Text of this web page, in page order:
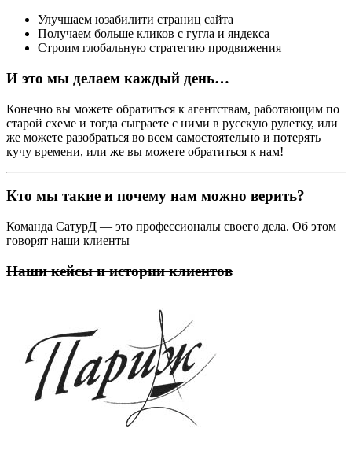
Улучшаем юзабилити страниц сайта
Получаем больше кликов с гугла и яндекса
Строим глобальную стратегию продвижения
И это мы делаем каждый день…
Конечно вы можете обратиться к агентствам, работающим по
старой схеме и тогда сыграете с ними в русскую рулетку, или
же можете разобраться во всем самостоятельно и потерять
кучу времени, или же вы можете обратиться к нам!
Кто мы такие и почему нам можно верить?
Команда СатурД — это профессионалы своего дела. Об этом
говорят наши клиенты
Наши кейсы и истории клиентов